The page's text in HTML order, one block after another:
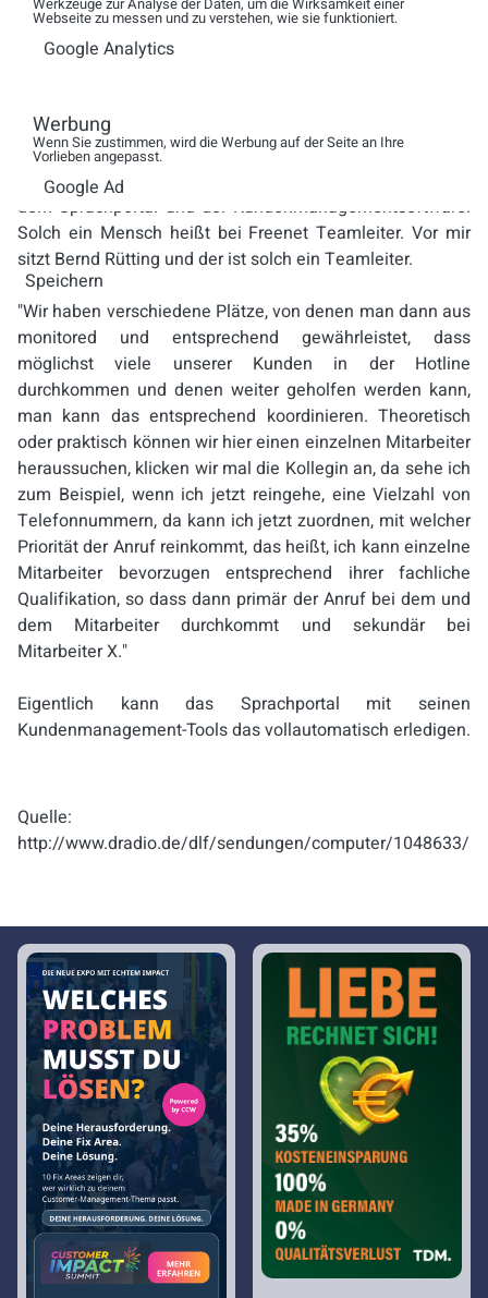
dran und der Mitarbeiter kann sich um den Kunden
kümmern. Und der Kunde hat was davon, weil wir eben
Verfügung gestellt bekommen hat."
Noch beherrscht allerdings der Mensch den Server mit
dem Sprachportal und der Kundenmanagementsoftware.
Solch ein Mensch heißt bei Freenet Teamleiter. Vor mir
sitzt Bernd Rütting und der ist solch ein Teamleiter.
"Wir haben verschiedene Plätze, von denen man dann aus
monitored und entsprechend gewährleistet, dass
möglichst viele unserer Kunden in der Hotline
durchkommen und denen weiter geholfen werden kann,
man kann das entsprechend koordinieren. Theoretisch
oder praktisch können wir hier einen einzelnen Mitarbeiter
heraussuchen, klicken wir mal die Kollegin an, da sehe ich
zum Beispiel, wenn ich jetzt reingehe, eine Vielzahl von
Telefonnummern, da kann ich jetzt zuordnen, mit welcher
Priorität der Anruf reinkommt, das heißt, ich kann einzelne
Mitarbeiter bevorzugen entsprechend ihrer fachliche
Qualifikation, so dass dann primär der Anruf bei dem und
dem Mitarbeiter durchkommt und sekundär bei
Mitarbeiter X."
Eigentlich kann das Sprachportal mit seinen
Kundenmanagement-Tools das vollautomatisch erledigen.
Quelle:
http://www.dradio.de/dlf/sendungen/computer/1048633/
Webseite zu messen und zu verstehen, wie sie funktioniert.
Google Analytics
Werbung
Wenn Sie zustimmen, wird die Werbung auf der Seite an Ihre
Vorlieben angepasst.
Google Ad
Speichern